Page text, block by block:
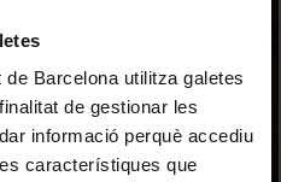
Barcelona utilitza galetes
de gestionar les
informació perquè accediu
característiques que